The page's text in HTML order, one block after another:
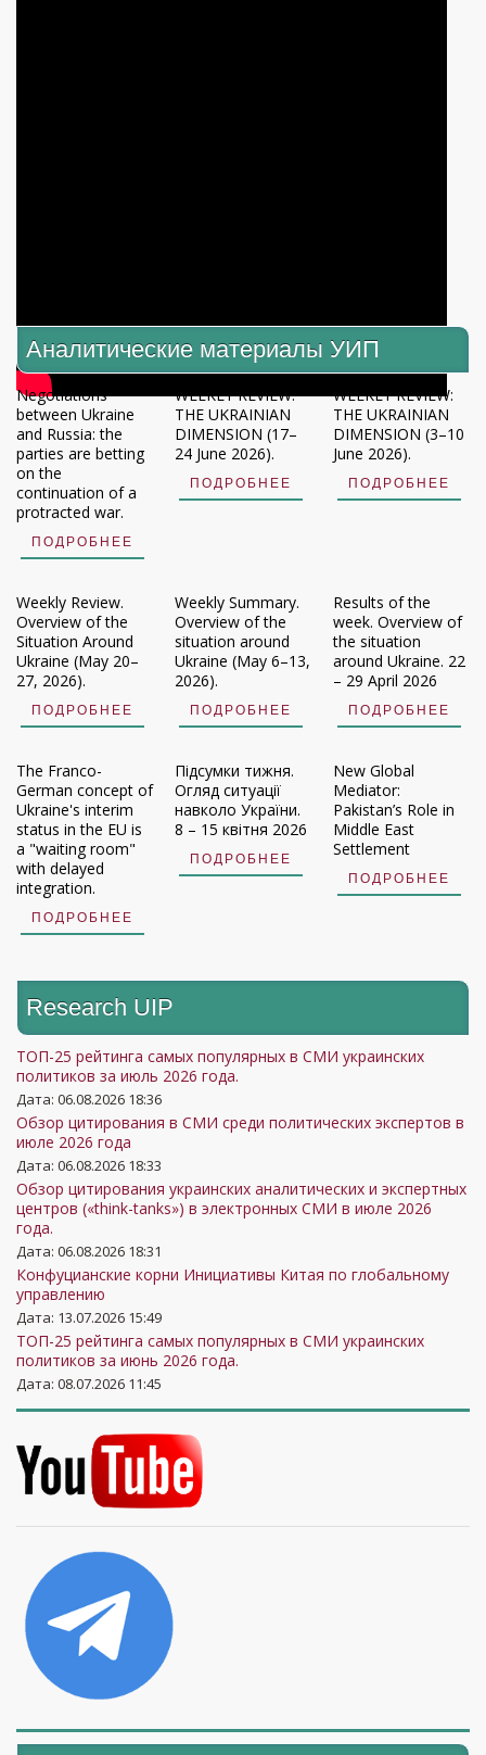
Аналитические материалы УИП
Negotiations
between Ukraine
and Russia: the
parties are betting
on the
continuation of a
protracted war.
ПОДРОБНЕЕ
WEEKLY REVIEW:
THE UKRAINIAN
DIMENSION (17–
24 June 2026).
ПОДРОБНЕЕ
WEEKLY REVIEW:
THE UKRAINIAN
DIMENSION (3–10
June 2026).
ПОДРОБНЕЕ
Weekly Review.
Overview of the
Situation Around
Ukraine (May 20–
27, 2026).
ПОДРОБНЕЕ
Weekly Summary.
Overview of the
situation around
Ukraine (May 6–13,
2026).
ПОДРОБНЕЕ
Results of the
week. Overview of
the situation
around Ukraine. 22
– 29 April 2026
ПОДРОБНЕЕ
The Franco-
German concept of
Ukraine's interim
status in the EU is
a "waiting room"
with delayed
integration.
ПОДРОБНЕЕ
Підсумки тижня.
Огляд ситуації
навколо України.
8 – 15 квітня 2026
ПОДРОБНЕЕ
New Global
Mediator:
Pakistan’s Role in
Middle East
Settlement
ПОДРОБНЕЕ
Research UIP
ТОП-25 рейтинга самых популярных в СМИ украинских
политиков за июль 2026 года.
Дата: 06.08.2026 18:36
Обзор цитирования в СМИ среди политических экспертов в
июле 2026 года
Дата: 06.08.2026 18:33
Обзор цитирования украинских аналитических и экспертных
центров («think-tanks») в электронных СМИ в июле 2026
года.
Дата: 06.08.2026 18:31
Конфуцианские корни Инициативы Китая по глобальному
управлению
Дата: 13.07.2026 15:49
ТОП-25 рейтинга самых популярных в СМИ украинских
политиков за июнь 2026 года.
Дата: 08.07.2026 11:45